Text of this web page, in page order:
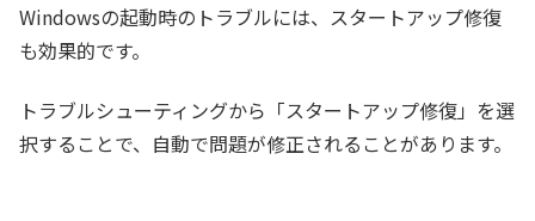
Windowsの起動時のトラブルには、スタートアップ修復
も効果的です。
トラブルシューティングから「スタートアップ修復」を選
択することで、自動で問題が修正されることがあります。